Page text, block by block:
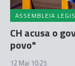
ASSEMBLEIA
CH acusa o
povo"
12 Mai 10:25